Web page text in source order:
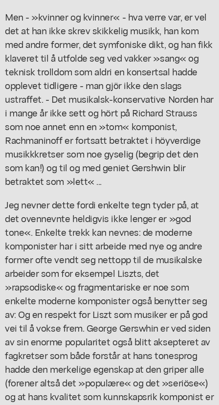
Men - »kvinner og kvinner« - hva verre var, er vel
det at han ikke skrev skikkelig musikk, han kom
med andre former, det symfoniske dikt, og han fikk
klaveret til å utfolde seg ved vakker »sang« og
teknisk trolldom som aldri en konsertsal hadde
opplevet tidligere - man gjör ikke den slags
ustraffet. - Det musikalsk-konservative Norden har
i mange år ikke sett og hört på Richard Strauss
som noe annet enn en »tom« komponist,
Rachmaninoff er fortsatt betraktet i höyverdige
musikkkretser som noe gyselig (begrip det den
som kan!) og til og med geniet Gershwin blir
betraktet som »lett« ...
Jeg nevner dette fordi enkelte tegn tyder på, at
det ovennevnte heldigvis ikke lenger er »god
tone«. Enkelte trekk kan nevnes: de moderne
komponister har i sitt arbeide med nye og andre
former ofte vendt seg nettopp til de musikalske
arbeider som for eksempel Liszts, det
»rapsodiske« og fragmentariske er noe som
enkelte moderne komponister også benytter seg
av: Og en respekt for Liszt som musiker er på god
vei til å vokse frem. George Gerswhin er ved siden
av sin enorme popularitet også blitt aksepteret av
fagkretser som både forstår at hans tonesprog
hadde den merkelige egenskap at den griper alle
(forener altså det »populære« og det »seriöse«)
og at hans kvalitet som kunnskapsrik komponist er